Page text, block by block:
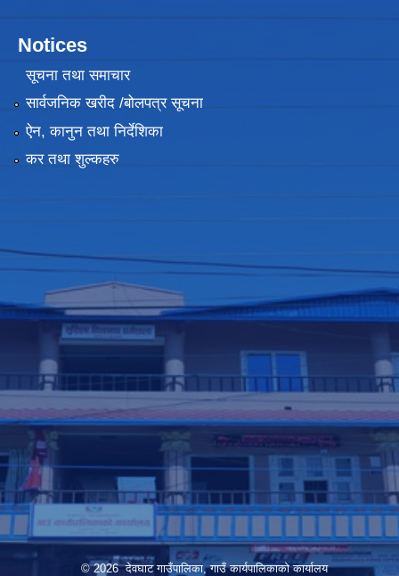
Notices
सूचना तथा समाचार
सार्वजनिक खरीद /बोलपत्र सूचना
ऐन, कानुन तथा निर्देशिका
कर तथा शुल्कहरु
© 2026 देवघाट गाउँपालिका, गाउँ कार्यपालिकाको कार्यालय